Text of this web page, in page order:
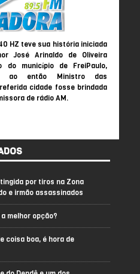
HZ teve sua história iniciada
José Arinaldo de Oliveira
do município de FreiPaulo,
ao então Ministro das
cidade fosse brindada
de rádio AM.
por tiros na Zona
e irmão assassinados
melhor opção?
coisa boa, é hora de